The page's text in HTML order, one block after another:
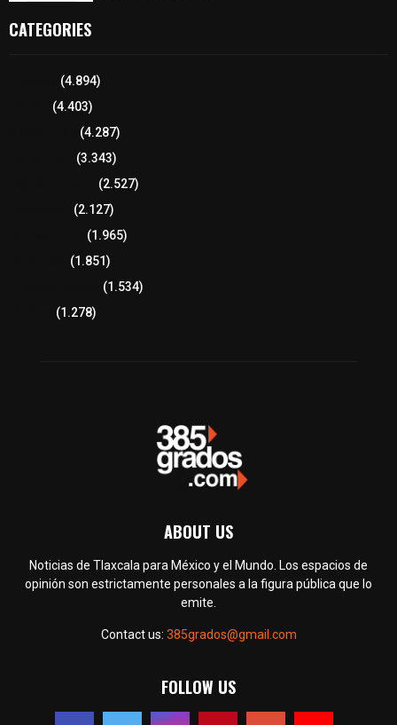
CATEGORIES
(4.894)
(4.403)
(4.287)
(3.343)
(2.527)
(2.127)
(1.965)
(1.851)
(1.534)
(1.278)
ABOUT US
Noticias de Tlaxcala para México y el Mundo. Los espacios de
opinión son estrictamente personales a la figura pública que lo
emite.
Contact us: 385grados@gmail.com
FOLLOW US